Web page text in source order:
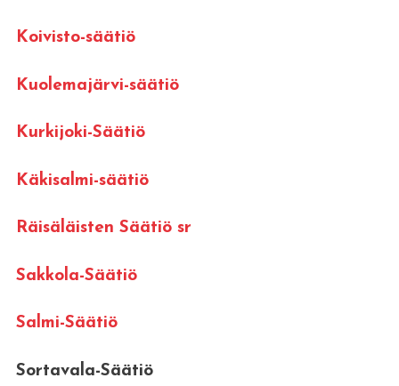
Koivisto-säätiö
Kuolemajärvi-säätiö
Kurkijoki-Säätiö
Käkisalmi-säätiö
Räisäläisten Säätiö sr
Sakkola-Säätiö
Salmi-Säätiö
Sortavala-Säätiö